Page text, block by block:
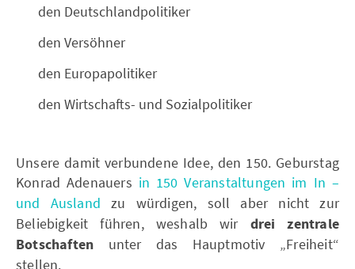
den Deutschlandpolitiker
den Versöhner
den Europapolitiker
den Wirtschafts- und Sozialpolitiker
Unsere damit verbundene Idee, den 150. Geburstag
Konrad Adenauers in 150 Veranstaltungen im In –
und Ausland
zu würdigen, soll aber nicht zur
Beliebigkeit führen, weshalb wir drei zentrale
Botschaften unter das Hauptmotiv „Freiheit“
stellen.